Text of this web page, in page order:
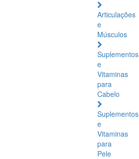
Articulações
e
Músculos
Suplementos
e
Vitaminas
para
Cabelo
Suplementos
e
Vitaminas
para
Pele